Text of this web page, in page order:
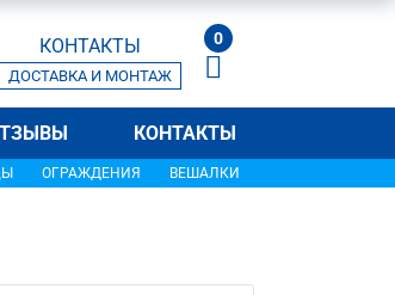
КОНТАКТЫ
ДОСТАВКА И МОНТАЖ
0
КОНТАКТЫ
ОГРАЖДЕНИЯ ВЕШАЛКИ